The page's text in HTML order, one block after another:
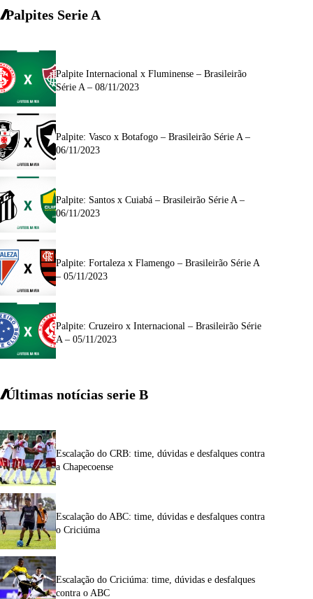
Palpites Serie A
Palpite Internacional x Fluminense – Brasileirão
Série A – 08/11/2023
Palpite: Vasco x Botafogo – Brasileirão Série A –
06/11/2023
Palpite: Santos x Cuiabá – Brasileirão Série A –
06/11/2023
Palpite: Fortaleza x Flamengo – Brasileirão Série A
– 05/11/2023
Palpite: Cruzeiro x Internacional – Brasileirão Série
A – 05/11/2023
Últimas notícias serie B
Escalação do CRB: time, dúvidas e desfalques contra
a Chapecoense
Escalação do ABC: time, dúvidas e desfalques contra
o Criciúma
Escalação do Criciúma: time, dúvidas e desfalques
contra o ABC